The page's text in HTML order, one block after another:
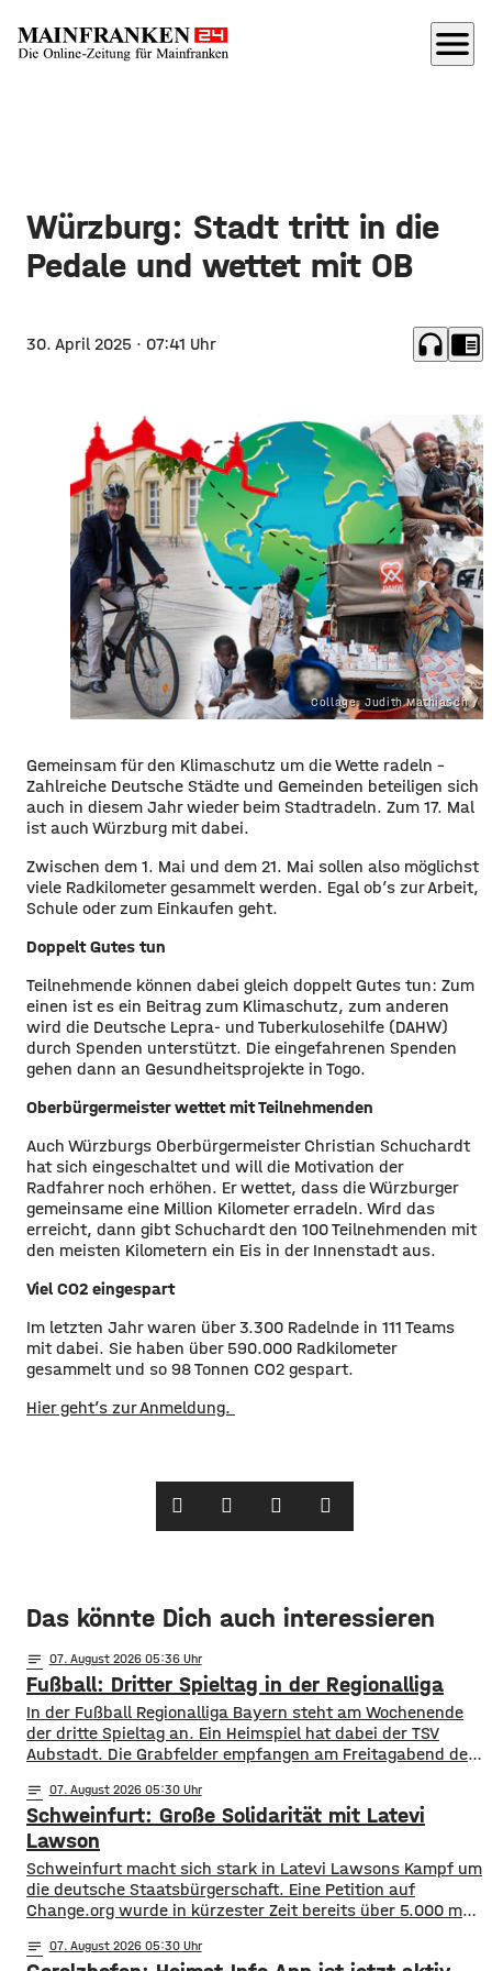
menu
Würzburg: Stadt tritt in die
Pedale und wettet mit OB
30. April 2025 · 07:41 Uhr headphones chrome_reader_mode
Collage: Judith Mathiasch /
Gemeinsam für den Klimaschutz um die Wette radeln –
Zahlreiche Deutsche Städte und Gemeinden beteiligen sich
auch in diesem Jahr wieder beim Stadtradeln. Zum 17. Mal
ist auch Würzburg mit dabei.
​Zwischen dem 1. Mai und dem 21. Mai sollen also möglichst
viele Radkilometer gesammelt werden. Egal ob’s zur Arbeit,
Schule oder zum Einkaufen geht.
Doppelt Gutes tun
​Teilnehmende können dabei gleich doppelt Gutes tun: Zum
einen ist es ein Beitrag zum Klimaschutz, zum anderen
wird die Deutsche Lepra- und Tuberkulosehilfe (DAHW)
durch Spenden unterstützt. Die eingefahrenen Spenden
gehen dann an Gesundheitsprojekte in Togo.
Oberbürgermeister wettet mit Teilnehmenden
​Auch Würzburgs Oberbürgermeister Christian Schuchardt
hat sich eingeschaltet und will die Motivation der
Radfahrer noch erhöhen. Er wettet, dass die Würzburger
gemeinsame eine Million Kilometer erradeln. Wird das
erreicht, dann gibt Schuchardt den 100 Teilnehmenden mit
den meisten Kilometern ein Eis in der Innenstadt aus.
Viel CO2 eingespart
​Im letzten Jahr waren über 3.300 Radelnde in 111 Teams
mit dabei. Sie haben über 590.000 Radkilometer
gesammelt und so 98 Tonnen CO2 gespart.
​Hier geht’s zur Anmeldung. ​
Das könnte Dich auch interessieren
notes 07. August 2026 05:36
Fußball: Dritter Spieltag in der Regionalliga
In der Fußball Regionalliga Bayern steht am Wochenende
der dritte Spieltag an. Ein Heimspiel hat dabei der TSV
Aubstadt. Die Grabfelder empfangen am Freitagabend den
Siegen aus zwei Spielen aktuell an der Tabellenspitze
stehen, hat Aubstadt erst ein Ligaspiel absolviert, dieses
aber gegen Schweinfurt gewonnen. Anpfiff ist
notes 07. August 2026 05:30
Schweinfurt: Große Solidarität mit Latevi
Lawson
Schweinfurt macht sich stark in Latevi Lawsons Kampf um
die deutsche Staatsbürgerschaft. Eine Petition auf
Change.org wurde in kürzester Zeit bereits über 5.000 mal
seit vielen Jahren in Schweinfurt. Seit über acht Jahren
notes 07. August 2026 05:30